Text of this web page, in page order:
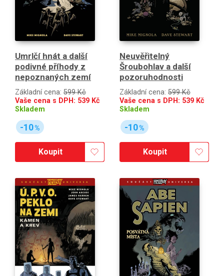
Umrlčí hnát a další
podivné příhody z
nepoznaných zemí
Základní cena: 599 Kč
Vaše cena s DPH: 539 Kč
Skladem
-10%
Koupit
Neuvěřitelný
Šroubohlav a další
pozoruhodnosti
Základní cena: 599 Kč
Vaše cena s DPH: 539 Kč
Skladem
-10%
Koupit